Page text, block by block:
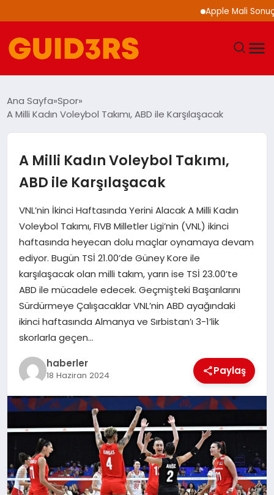
Apple Mali
TEKNOLOJI
SPOR
SAĞLIK
EKONOMI
MAGAZIN
EĞITIM
Ana Sayfa Spor
A Milli Kadın Voleybol Takımı, ABD ile Karşılaşacak
A Milli Kadın Voleybol Takımı,
ABD ile Karşılaşacak
VNL’nin İkinci Haftasında Yerini Alacak A Milli Kadın
Voleybol Takımı, FIVB Milletler Ligi’nin (VNL) ikinci
haftasında heyecan dolu maçlar oynamaya devam
ediyor. Bugün TSİ 21.00’de Güney Kore ile
karşılaşacak olan milli takım, yarın ise TSİ 23.00’te
ABD ile mücadele edecek. Geçmişteki Başarılarını
Sürdürmeye Çalışacaklar VNL’nin ABD ayağındaki
ikinci haftasında Almanya ve Sırbistan’ı 3-1’lik
skorlarla geçen…
haberler
18 Haziran 2024 Paylaş